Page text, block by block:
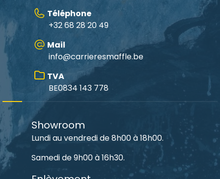
Téléphone
+32 68 28 20 49
Mail
info@carrieresmaffle.be
TVA
BE0834 143 778
Showroom
Lundi au vendredi de 8h00 à 18h00.
Samedi de 9h00 à 16h30.